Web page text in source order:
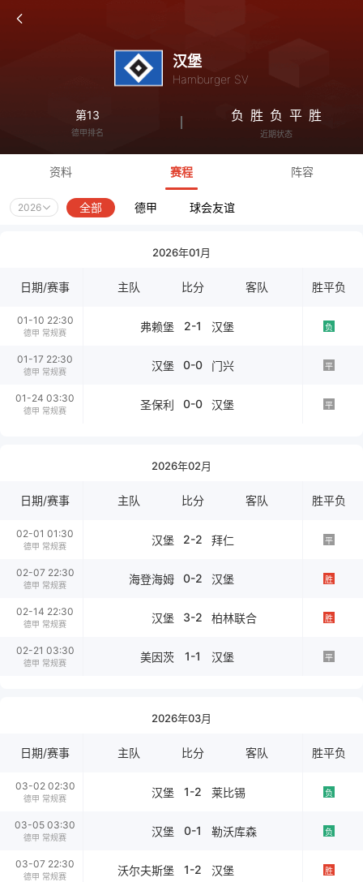
汉堡
Hamburger SV
第13
德甲排名
负 胜 负 平 胜
近期状态
资料 赛程 阵容
2026 全部 德甲 球会友谊
2026年01月
日期/赛事 主队 比分 客队 胜平负
01-10 22:30
德甲 常规赛 弗赖堡 2-1 汉堡 负
01-17 22:30
德甲 常规赛 汉堡 0-0 门兴 平
01-24 03:30
德甲 常规赛 圣保利 0-0 汉堡 平
2026年02月
日期/赛事 主队 比分 客队 胜平负
02-01 01:30
德甲 常规赛 汉堡 2-2 拜仁 平
02-07 22:30
德甲 常规赛 海登海姆 0-2 汉堡 胜
02-14 22:30
德甲 常规赛 汉堡 3-2 柏林联合 胜
02-21 03:30
德甲 常规赛 美因茨 1-1 汉堡 平
2026年03月
日期/赛事 主队 比分 客队 胜平负
03-02 02:30
德甲 常规赛 汉堡 1-2 莱比锡 负
03-05 03:30
德甲 常规赛 汉堡 0-1 勒沃库森 负
03-07 22:30
德甲 常规赛 沃尔夫斯堡 1-2 汉堡 胜